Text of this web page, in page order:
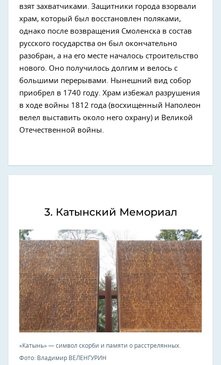
взят захватчиками. Защитники города взорвали
храм, который был восстановлен поляками,
однако после возвращения Смоленска в состав
русского государства он был окончательно
разобран, а на его месте началось строительство
нового. Оно получилось долгим и велось с
большими перерывами. Нынешний вид собор
приобрел в 1740 году. Храм избежал разрушения
в ходе войны 1812 года (восхищенный Наполеон
велел выставить около него охрану) и Великой
Отечественной войны.
3. Катынский Мемориал
«Катынь» — символ скорби и памяти о расстрелянных.
Фото: Владимир ВЕЛЕНГУРИН